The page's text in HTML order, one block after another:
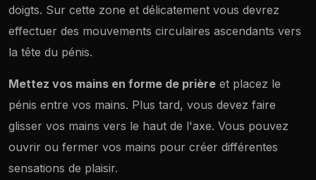
doigts. Sur cette zone et délicatement vous devrez
effectuer des mouvements circulaires ascendants vers
la tête du pénis.
Mettez vos mains en forme de prière et placez le
pénis entre vos mains. Plus tard, vous devez faire
glisser vos mains vers le haut de l'axe. Vous pouvez
ouvrir ou fermer vos mains pour créer différentes
sensations de plaisir.